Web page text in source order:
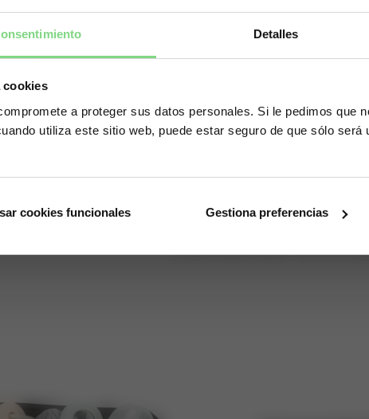
Detalles
cookies
a proteger sus datos personales. Si le pedimos que
utiliza este sitio web, puede estar seguro de que sólo será
cookies funcionales Gestiona preferencias
y compartimentos, podrás
snacks y toallitas donde
No, stay
Yes, go there